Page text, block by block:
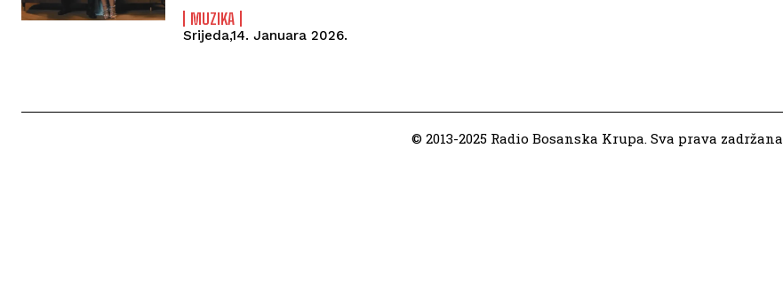
MUZIKA
Srijeda,14. Januara 2026.
© 2013-2025 Radio Bosanska Krupa. Sva prava zadržana